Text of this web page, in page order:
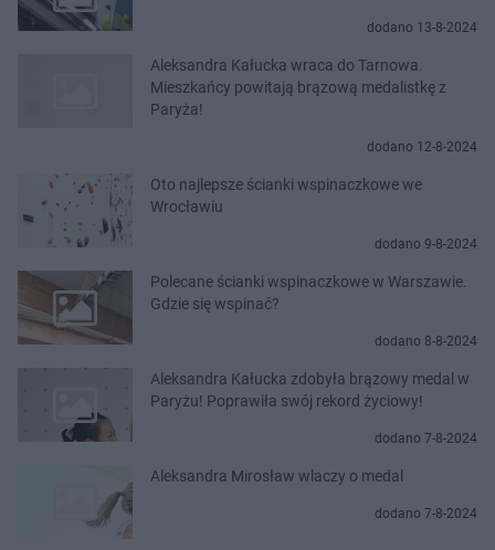
dodano 13-8-2024
Aleksandra Kałucka wraca do Tarnowa.
Mieszkańcy powitają brązową medalistkę z
Paryża!
dodano 12-8-2024
Oto najlepsze ścianki wspinaczkowe we
Wrocławiu
dodano 9-8-2024
Polecane ścianki wspinaczkowe w Warszawie.
Gdzie się wspinać?
dodano 8-8-2024
Aleksandra Kałucka zdobyła brązowy medal w
Paryżu! Poprawiła swój rekord życiowy!
dodano 7-8-2024
Aleksandra Mirosław wlaczy o medal
dodano 7-8-2024